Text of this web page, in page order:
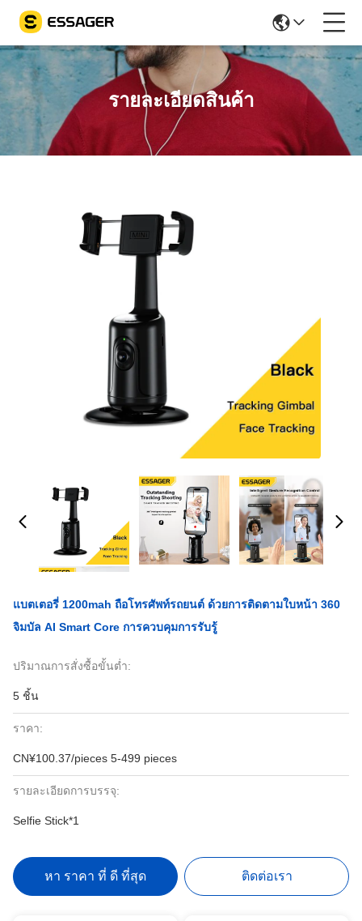
รายละเอียดสินค้า
แบตเตอรี่ 1200mah ถือโทรศัพท์รถยนต์ ด้วยการติดตามใบหน้า 360
จิมบัล AI Smart Core การควบคุมการรับรู้
ปริมาณการสั่งซื้อขั้นต่ำ:
5 ชิ้น
ราคา:
CN¥100.37/pieces 5-499 pieces
รายละเอียดการบรรจุ:
Selfie Stick*1
หา ราคา ที่ ดี ที่สุด ติดต่อเรา